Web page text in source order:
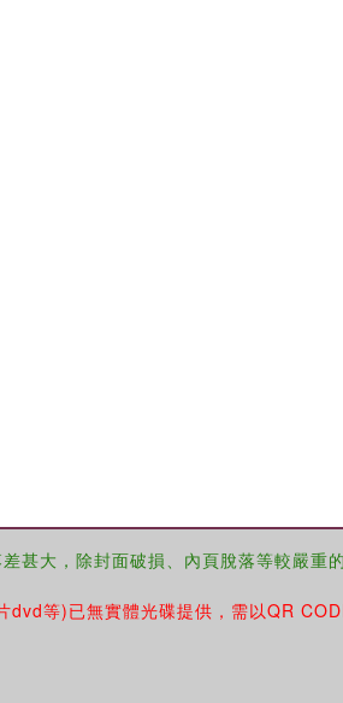
甚大，除封面破損、內頁脫落等較嚴重
等)已無實體光碟提供，需以QR